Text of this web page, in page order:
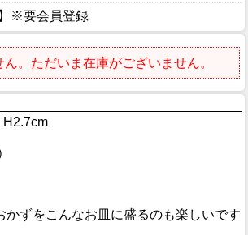
※要会員登録
。ただいま在庫がございません。
H2.7cm
かずをこんなお皿に盛るのも楽しいです